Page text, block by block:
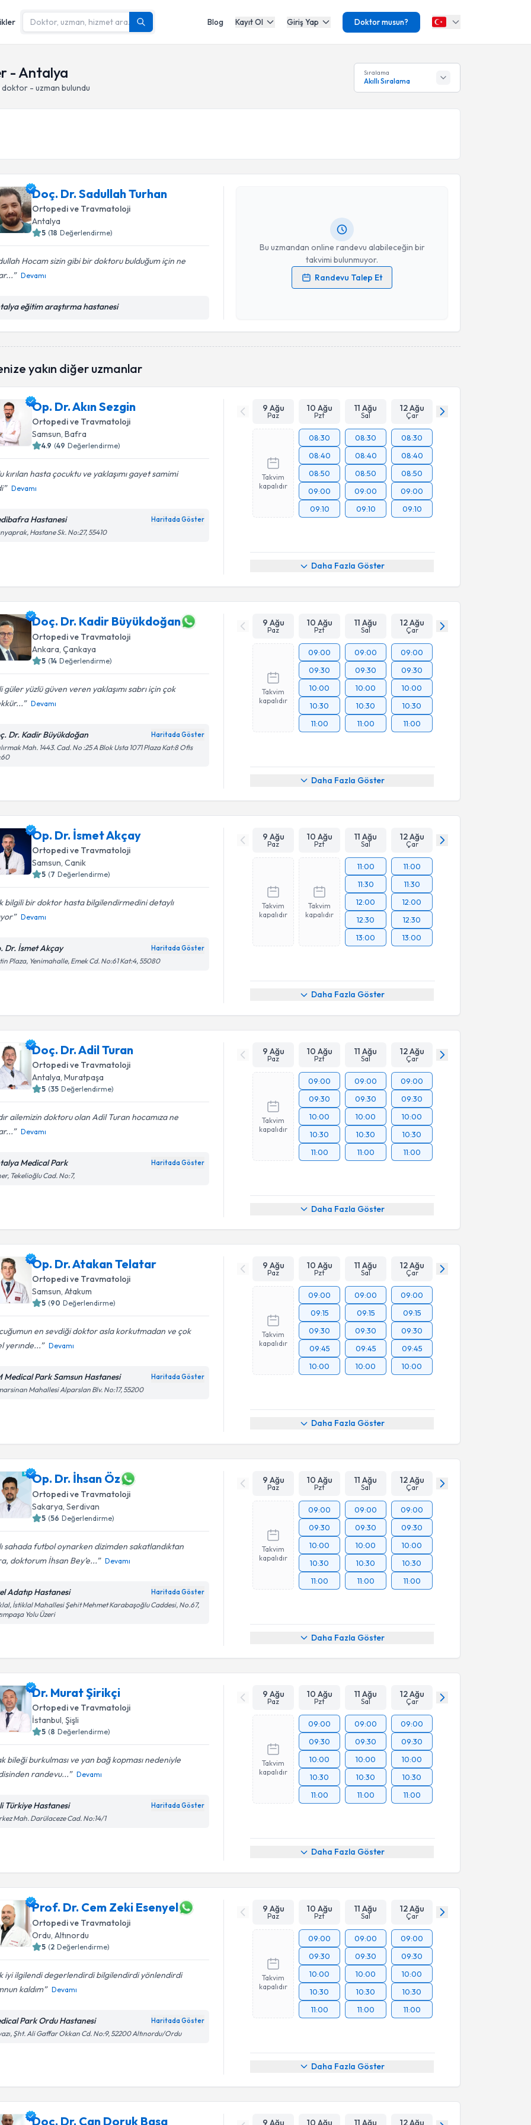
Blog Kayıt Ol Giriş Yap Doktor musun?
- Antalya
- uzman bulundu
Sıralama
Akıllı Sıralama
Doç. Dr. Sadullah Turhan
Ortopedi ve Travmatoloji
Antalya
5 (18 Değerlendirme)
Hocam sizin gibi bir doktoru bulduğum için ne
Devamı
eğitim araştırma hastanesi
Bu uzmandan online randevu alabileceğin bir
takvimi bulunmuyor.
Randevu Talep Et
Kişisel verilerimin işlenmesine ilişkinAydınlatma Metni
Takvim Talebini Gönder
yakın diğer uzmanlar
Op. Dr. Akın Sezgin
Ortopedi ve Travmatoloji
Samsun, Bafra
4.9 (49 Değerlendirme)
kırılan hasta çocuktu ve yaklaşımı gayet samimi
Devamı
Hastanesi Haritada Göster
Hastane Sk. No:27, 55410
9 Ağu
Paz
10 Ağu
Pzt
11 Ağu
Sal
12 Ağu
Çar
Takvim
kapalıdır
08:30
08:40
08:50
09:00
09:10
08:30
08:40
08:50
09:00
09:10
08:30
08:40
08:50
09:00
09:10
Daha Fazla Göster
Doç. Dr. Kadir Büyükdoğan
Ortopedi ve Travmatoloji
Ankara , Çankaya
5 (14 Değerlendirme)
güler yüzlü güven veren yaklaşımı sabrı için çok
Devamı
Dr. Kadir Büyükdoğan Haritada Göster
Mah. 1443. Cad. No :25 A Blok Usta 1071 Plaza Kat:8 Ofis
9 Ağu
Paz
10 Ağu
Pzt
11 Ağu
Sal
12 Ağu
Çar
Takvim
kapalıdır
09:00
09:30
10:00
10:30
11:00
09:00
09:30
10:00
10:30
11:00
09:00
09:30
10:00
10:30
11:00
Daha Fazla Göster
Op. Dr. İsmet Akçay
Ortopedi ve Travmatoloji
Samsun, Canik
5 (7 Değerlendirme)
bilgili bir doktor hasta bilgilendirmedini detaylı
Devamı
Dr. İsmet Akçay Haritada Göster
Plaza, Yenimahalle, Emek Cd. No:61 Kat:4, 55080
9 Ağu
Paz
10 Ağu
Pzt
11 Ağu
Sal
12 Ağu
Çar
Takvim
kapalıdır
Takvim
kapalıdır
11:00
11:30
12:00
12:30
13:00
11:00
11:30
12:00
12:30
13:00
Daha Fazla Göster
Doç. Dr. Adil Turan
Ortopedi ve Travmatoloji
Antalya , Muratpaşa
5 (35 Değerlendirme)
ailemizin doktoru olan Adil Turan hocamıza ne
Devamı
Medical Park Haritada Göster
Tekelioğlu Cad. No:7,
9 Ağu
Paz
10 Ağu
Pzt
11 Ağu
Sal
12 Ağu
Çar
Takvim
kapalıdır
09:00
09:30
10:00
10:30
11:00
09:00
09:30
10:00
10:30
11:00
09:00
09:30
10:00
10:30
11:00
Daha Fazla Göster
Op. Dr. Atakan Telatar
Ortopedi ve Travmatoloji
Samsun, Atakum
5 (90 Değerlendirme)
en sevdiği doktor asla korkutmadan ve çok
yerınde...
Devamı
Medical Park Samsun Hastanesi Haritada Göster
Mahallesi Alparslan Blv. No:17, 55200
9 Ağu
Paz
10 Ağu
Pzt
11 Ağu
Sal
12 Ağu
Çar
Takvim
kapalıdır
09:00
09:15
09:30
09:45
10:00
09:00
09:15
09:30
09:45
10:00
09:00
09:15
09:30
09:45
10:00
Daha Fazla Göster
Op. Dr. İhsan Öz
Ortopedi ve Travmatoloji
Sakarya , Serdivan
5 (56 Değerlendirme)
sahada futbol oynarken dizimden sakatlandıktan
doktorum İhsan Bey’e...
Devamı
Adatıp Hastanesi Haritada Göster
İstiklal Mahallesi Şehit Mehmet Karabaşoğlu Caddesi, No.67,
Yolu Üzeri
9 Ağu
Paz
10 Ağu
Pzt
11 Ağu
Sal
12 Ağu
Çar
Takvim
kapalıdır
09:00
09:30
10:00
10:30
11:00
09:00
09:30
10:00
10:30
11:00
09:00
09:30
10:00
10:30
11:00
Daha Fazla Göster
Dr. Murat Şirikçi
Ortopedi ve Travmatoloji
İstanbul, Şişli
5 (8 Değerlendirme)
bileği burkulması ve yan bağ kopması nedeniyle
randevu...
Devamı
Türkiye Hastanesi Haritada Göster
Mah. Darülaceze Cad. No:14/1
9 Ağu
Paz
10 Ağu
Pzt
11 Ağu
Sal
12 Ağu
Çar
Takvim
kapalıdır
09:00
09:30
10:00
10:30
11:00
09:00
09:30
10:00
10:30
11:00
09:00
09:30
10:00
10:30
11:00
Daha Fazla Göster
Prof. Dr. Cem Zeki Esenyel
Ortopedi ve Travmatoloji
Ordu , Altınordu
5 (2 Değerlendirme)
iyi ilgilendi degerlendirdi bilgilendirdi yönlendirdi
kaldım
Devamı
Park Ordu Hastanesi Haritada Göster
Şht. Ali Gaffar Okkan Cd. No:9, 52200 Altınordu/Ordu
9 Ağu
Paz
10 Ağu
Pzt
11 Ağu
Sal
12 Ağu
Çar
Takvim
kapalıdır
09:00
09:30
10:00
10:30
11:00
09:00
09:30
10:00
10:30
11:00
09:00
09:30
10:00
10:30
11:00
Daha Fazla Göster
Doç. Dr. Can Doruk Basa 9 Ağu 10 Ağu 11 Ağu 12 Ağu